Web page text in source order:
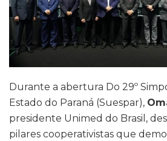
Durante a abertura Do 29º
Estado do Paraná (Suespar),
presidente Unimed do Brasil,
pilares cooperativistas que